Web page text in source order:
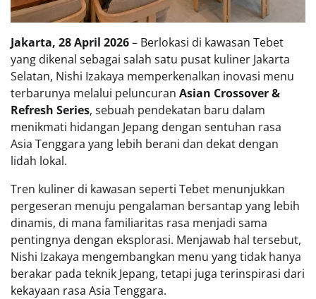
Jakarta, 28 April 2026– Berlokasi di kawasan Tebet
yang dikenal sebagai salah satu pusat kuliner Jakarta
Selatan, Nishi Izakaya memperkenalkan inovasi menu
terbarunya melalui peluncuran Asian Crossover &
Refresh Series, sebuah pendekatan baru dalam
menikmati hidangan Jepang dengan sentuhan rasa
Asia Tenggara yang lebih berani dan dekat dengan
lidah lokal.
Tren kuliner di kawasan seperti Tebet menunjukkan
pergeseran menuju pengalaman bersantap yang lebih
dinamis, di mana familiaritas rasa menjadi sama
pentingnya dengan eksplorasi. Menjawab hal tersebut,
Nishi Izakaya mengembangkan menu yang tidak hanya
berakar pada teknik Jepang, tetapi juga terinspirasi dari
kekayaan rasa Asia Tenggara.